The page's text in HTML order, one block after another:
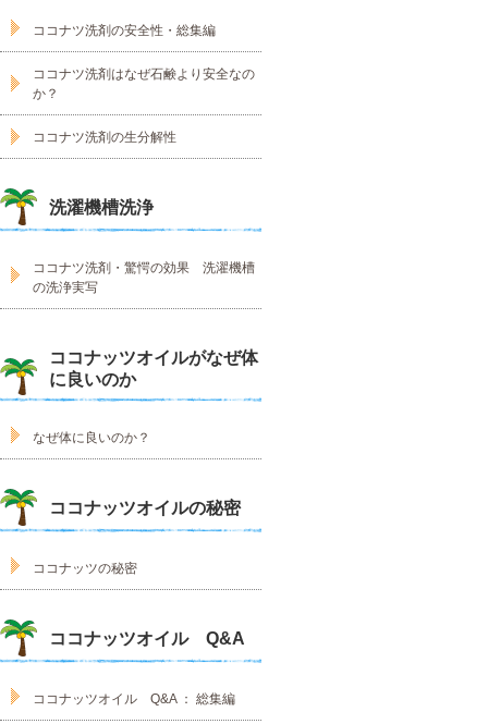
ココナツ洗剤の安全性・総集編
ココナツ洗剤はなぜ石鹸より安全なの
か？
ココナツ洗剤の生分解性
洗濯機槽洗浄
ココナツ洗剤・驚愕の効果 洗濯機槽
の洗浄実写
ココナッツオイルがなぜ体
に良いのか
なぜ体に良いのか？
ココナッツオイルの秘密
ココナッツの秘密
ココナッツオイル Q&A
ココナッツオイル Q&A ： 総集編